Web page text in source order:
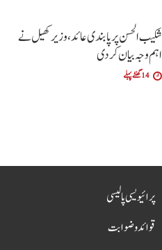
شکیب الحسن پر پابندی عائد، وزیر کھیل نے
اہم وجہ بیان کر دی
14 گھنٹے پہلے
پرائیویسی پالیسی
قوائد و ضوابت